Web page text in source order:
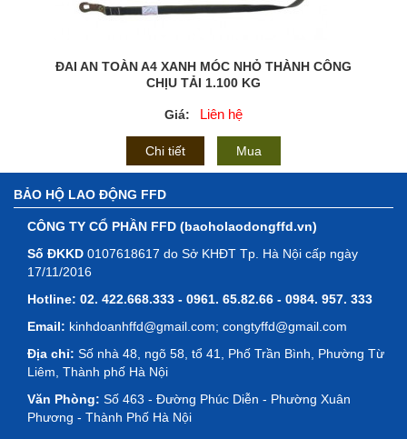
ĐAI AN TOÀN A4 XANH MÓC NHỎ THÀNH CÔNG
CHỊU TẢI 1.100 KG
Giá: Liên hệ
Chi tiết Mua
BẢO HỘ LAO ĐỘNG FFD
CÔNG TY CỔ PHẦN FFD (baoholaodongffd.vn)
Số ĐKKD 0107618617 do Sở KHĐT Tp. Hà Nội cấp ngày
17/11/2016
Hotline: 02. 422.668.333 - 0961. 65.82.66 - 0984. 957. 333
Email: kinhdoanhffd@gmail.com; congtyffd@gmail.com
Địa chỉ: Số nhà 48, ngõ 58, tổ 41, Phố Trần Bình, Phường Từ
Liêm, Thành phố Hà Nội
Văn Phòng: Số 463 - Đường Phúc Diễn - Phường Xuân
Phương - Thành Phố Hà Nội